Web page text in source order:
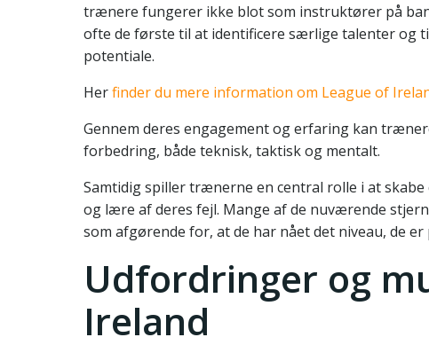
trænere fungerer ikke blot som instruktører på
ofte de første til at identificere særlige talenter og
potentiale.
Herfinder du mere information om League of
Gennem deres engagement og erfaring kan
forbedring, både teknisk, taktisk og mentalt.
Samtidig spiller trænerne en central rolle i at
og lære af deres fejl. Mange af de nuværende
som afgørende for, at de har nået det niveau, de er
Udfordringer og
Ireland